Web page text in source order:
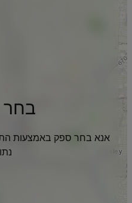
אנא בחר ספק באמצעות